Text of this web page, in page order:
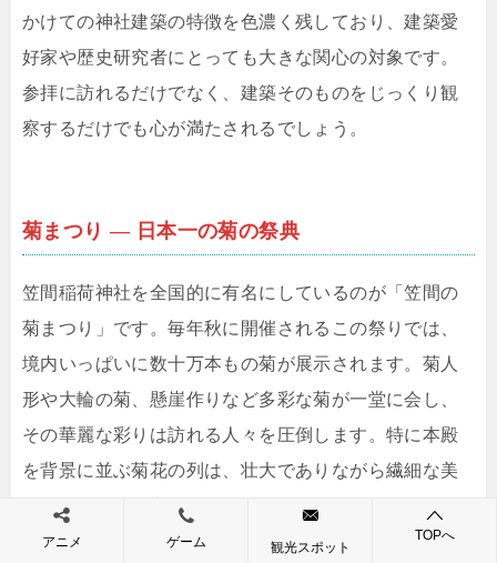
かけての神社建築の特徴を色濃く残しており、建築愛
好家や歴史研究者にとっても大きな関心の対象です。
参拝に訪れるだけでなく、建築そのものをじっくり観
察するだけでも心が満たされるでしょう。
菊まつり ― 日本一の菊の祭典
笠間稲荷神社を全国的に有名にしているのが「笠間の
菊まつり」です。毎年秋に開催されるこの祭りでは、
境内いっぱいに数十万本もの菊が展示されます。菊人
形や大輪の菊、懸崖作りなど多彩な菊が一堂に会し、
その華麗な彩りは訪れる人々を圧倒します。特に本殿
を背景に並ぶ菊花の列は、壮大でありながら繊細な美
しさを放ち、写真撮影スポットとしても人気です。
アニメ ゲーム 観光スポット
TOPへ